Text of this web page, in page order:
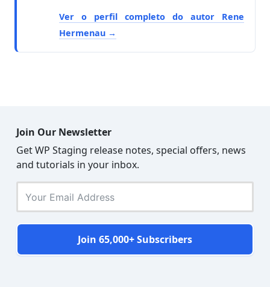
Ver o perfil completo do autor Rene
Hermenau
Join Our Newsletter
Get WP Staging release notes, special offers, news
and tutorials in your inbox.
Join 65,000+ Subscribers